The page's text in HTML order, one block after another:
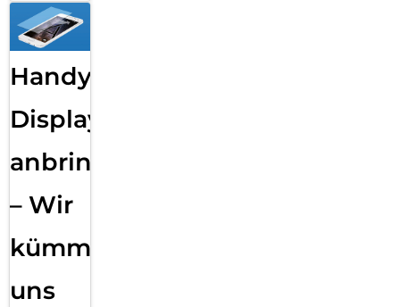
Handy
Displayfolie
anbringen
– Wir
kümmern
uns